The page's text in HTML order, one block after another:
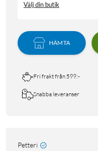
Välj din butik
HÄMTA
Fri frakt från 599:-
Snabba leveranser
Petteri